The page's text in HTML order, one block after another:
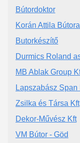
Bútordoktor
Korán Attila
Butorkészítő
Durmics Roland
MB Ablak Group
Lapszabász Span
Zsilka és Társa Kft
Dekor-Művész Kft
VM Bútor - Göd